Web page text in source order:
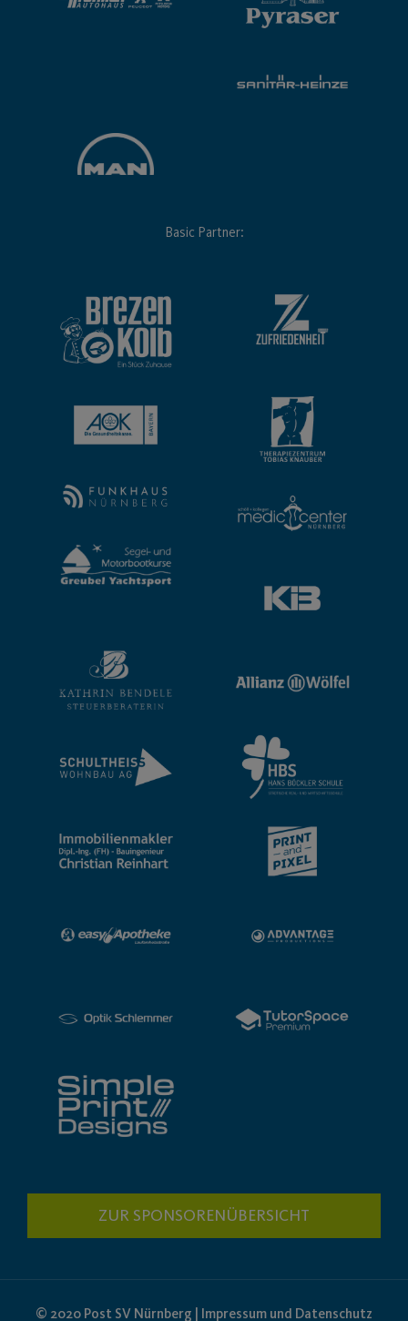
Basic Partner:
ZUR SPONSORENÜBERSICHT
© 2020 Post SV Nürnberg | Impressum und Datenschutz